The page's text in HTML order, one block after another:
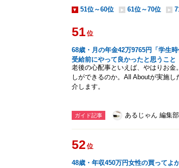
51位～60位 61位～70位
51位
68歳・月の年金42万9765円「学生
受給前にやって良かったと思うこと
老後の心配事といえば、やはりお
しができるのか。All Aboutが実施
介します。
ガイド記事 あるじゃん 編集部
52 位
48歳・年収450万円女性の買ってよ